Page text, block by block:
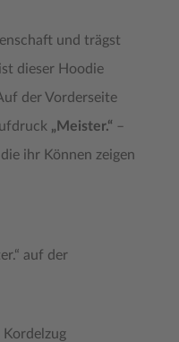
und trägst
dieser Hoodie
der Vorderseite
„Meister.“ –
ihr Können zeigen
auf der
Kordelzug